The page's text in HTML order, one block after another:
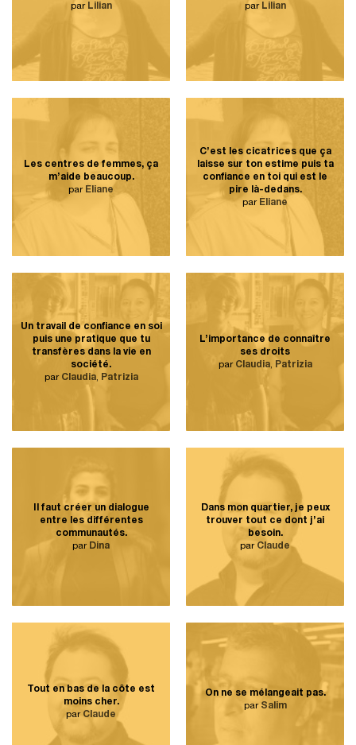
par Lilian
par Lilian
Les centres de femmes, ça
m’aide beaucoup.
par Éliane
C’est les cicatrices que ça
laisse sur ton estime puis ta
confiance en toi qui est le
pire là-dedans.
par Éliane
Un travail de confiance en soi
puis une pratique que tu
transfères dans la vie en
société.
par Claudia, Patrizia
L’importance de connaître
ses droits
par Claudia, Patrizia
Il faut créer un dialogue
entre les différentes
communautés.
par Dina
Dans mon quartier, je peux
trouver tout ce dont j’ai
besoin.
par Claude
Tout en bas de la côte est
moins cher.
par Claude
On ne se mélangeait pas.
par Salim